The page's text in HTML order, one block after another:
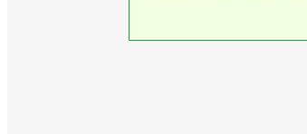
>>協働ロボットでも速